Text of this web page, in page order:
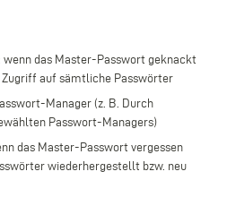
das Master-Passwort geknackt
auf sämtliche Passwörter
Manager (z. B. Durch
Passwort-Managers)
das Master-Passwort vergessen
wiederhergestellt bzw. neu